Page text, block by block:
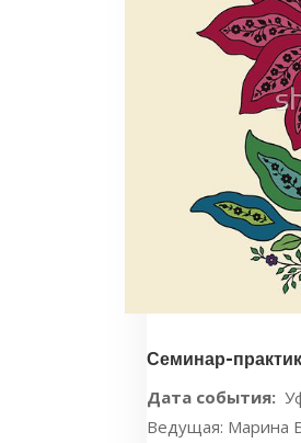
Семинар-
Дата события:
Ведущая: Марина